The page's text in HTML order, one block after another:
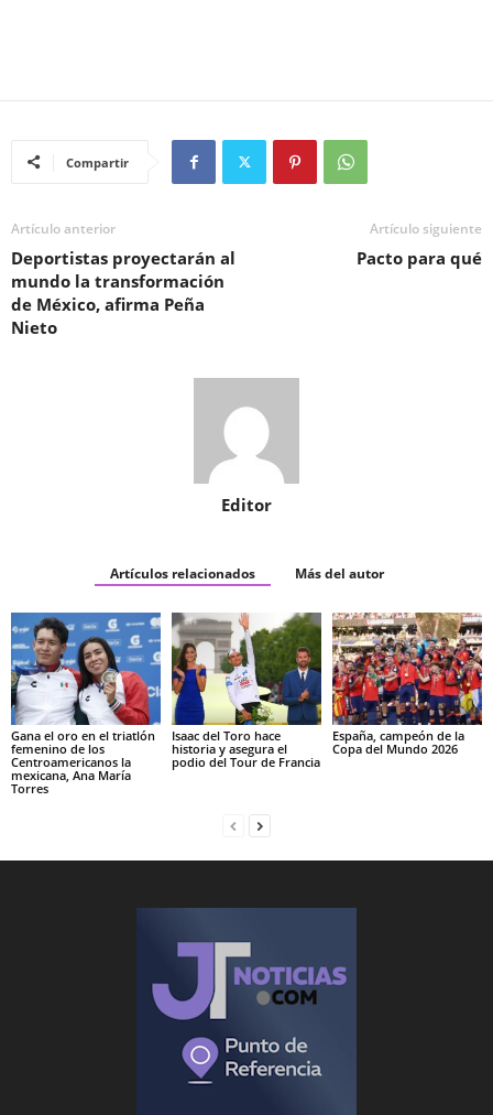
Compartir
Artículo anterior
Deportistas proyectarán al
mundo la transformación
de México, afirma Peña
Nieto
Artículo siguiente
Pacto para qué
Editor
Artículos relacionados Más del autor
Gana el oro en el triatlón
femenino de los
Centroamericanos la
mexicana, Ana María
Torres
Isaac del Toro hace
historia y asegura el
podio del Tour de Francia
España, campeón de la
Copa del Mundo 2026